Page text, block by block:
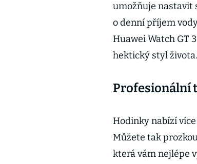
umožňuje nastavit
o denní příjem
Huawei Watch GT
hektický styl života.
Profesionální
Hodinky nabízí
Můžete tak
která vám nejlépe